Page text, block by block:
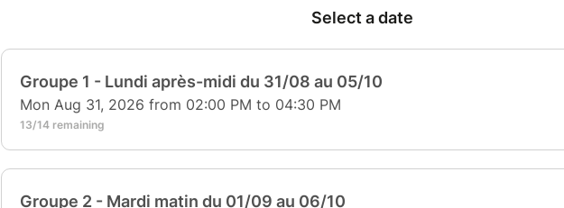
Select a date
Groupe 1 - Lundi après-midi du 31/08 au 05/10
Mon Aug 31, 2026 from 02:00 PM to 04:30 PM
13/14 remaining
Groupe 2 - Mardi matin du 01/09 au 06/10